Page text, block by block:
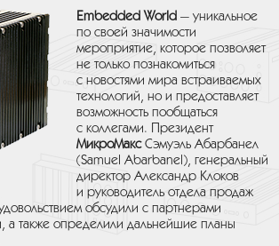
Embedded World — уникальное
по своей значимости
мероприятие, которое позволяет
не только познакомиться
с новостями мира встраиваемых
технологий, но и предоставляет
возможность пообщаться
с коллегами. Президент
МикроМаксСэмуэль Абарбанел
(Samuel Abarbanel), генеральный
директор Александр Клоков
и руководитель отдела продаж
обсудили с партнерами
а также определили дальнейшие планы